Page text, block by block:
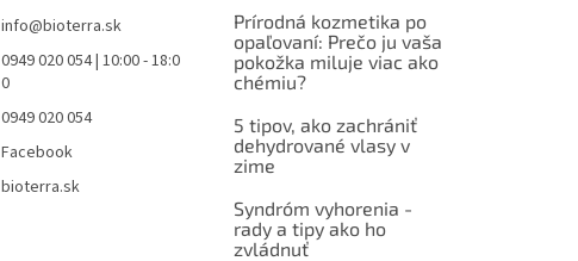
info@bioterra.sk
0949 020 054 | 10:00 - 18:0
0
0949 020 054
Facebook
bioterra.sk
Prírodná kozmetika po
opaľovaní: Prečo ju vaša
pokožka miluje viac ako
chémiu?
5 tipov, ako zachrániť
dehydrované vlasy v
zime
Syndróm vyhorenia -
rady a tipy ako ho
zvládnuť